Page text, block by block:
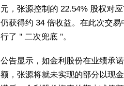
元，张源控制的 22.54% 股权对
仍获得约 34 倍收益。在此次交
行了 " 二次兜底 "。
公告显示，如金利股份在业绩承
额，张源将就未实现的部分以现